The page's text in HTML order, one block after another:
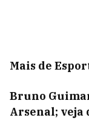
Mais de
Bruno
Arsenal; veja